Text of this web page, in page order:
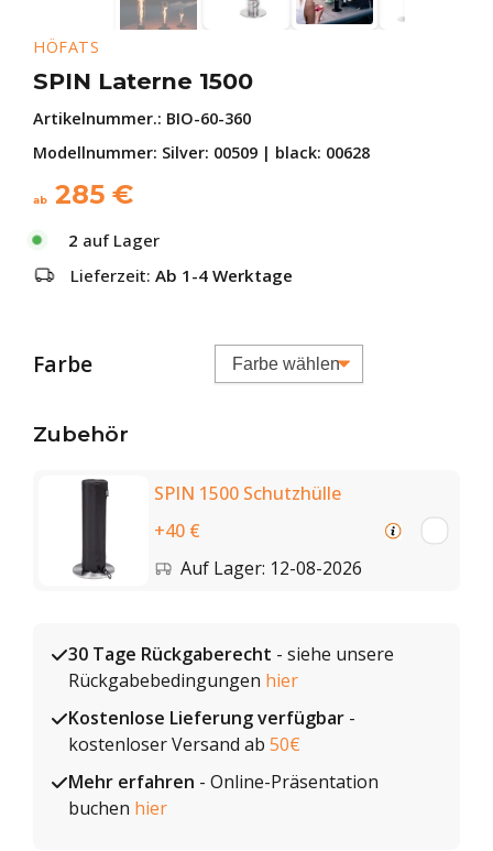
HÖFATS
SPIN Laterne 1500
Artikelnummer.: BIO-60-360
Modellnummer: Silver: 00509 | black: 00628
ab 285 €
2 auf Lager
Lieferzeit: Ab 1-4 Werktage
Farbe
Zubehör
SPIN 1500 Schutzhülle
+40 €
Auf Lager: 12-08-2026
30 Tage Rückgaberecht - siehe unsere
Rückgabebedingungen hier
Kostenlose Lieferung verfügbar -
kostenloser Versand ab 50€
Mehr erfahren - Online-Präsentation
buchen hier